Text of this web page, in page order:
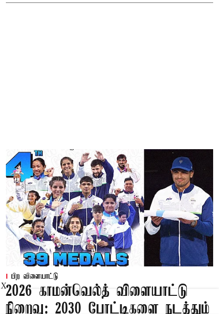
பிற விளையாட்டு
2026 காமன்வெல்த் விளையாட்டு
நிறைவு: 2030 போட்டிகளை நடத்தும்
X